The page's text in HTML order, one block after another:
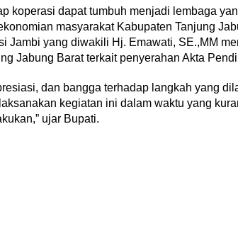
koperasi dapat tumbuh menjadi lembaga
masyarakat Kabupaten Tanjung
Jambi yang diwakili Hj. Emawati, SE.,MM
Jabung Barat terkait penyerahan Akta
dan bangga terhadap langkah yang
kegiatan ini dalam waktu yang
ujar Bupati.